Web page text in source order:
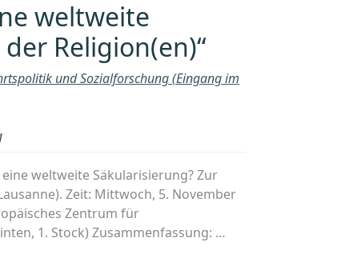
weltweite
Religion(en)“
und Sozialforschung (Eingang im
weltweite Säkularisierung? Zur
Zeit: Mittwoch, 5. November
Zentrum für
1. Stock) Zusammenfassung: …